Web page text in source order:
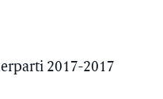
2017-2017